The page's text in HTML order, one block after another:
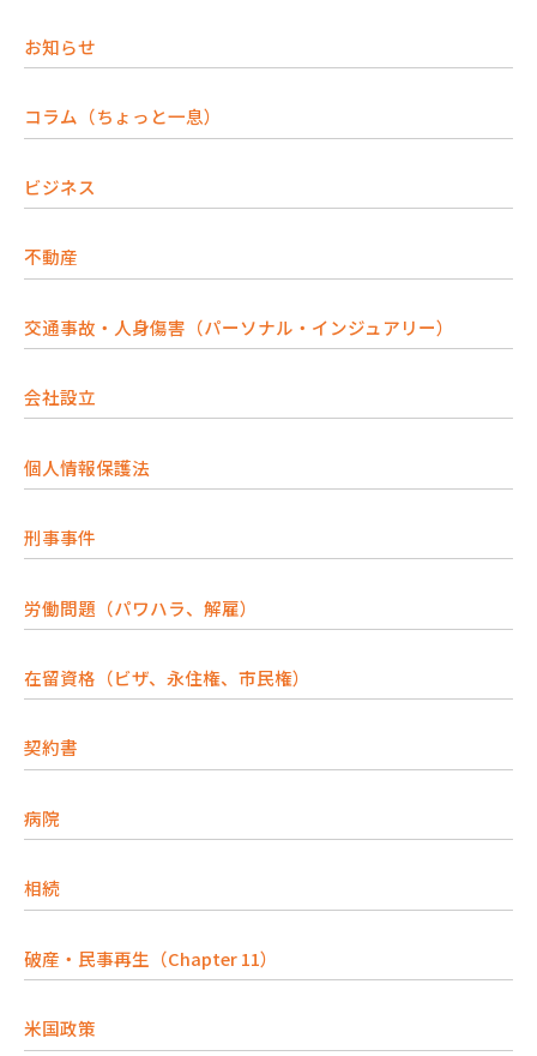
お知らせ
コラム（ちょっと一息）
ビジネス
不動産
交通事故・人身傷害（パーソナル・インジュアリー）
会社設立
個人情報保護法
刑事事件
労働問題（パワハラ、解雇）
在留資格（ビザ、永住権、市民権）
契約書
病院
相続
破産・民事再生（Chapter 11）
米国政策